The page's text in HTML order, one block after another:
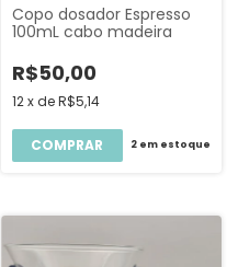
Copo dosador Espresso
100mL cabo madeira
R$50,00
12 xdeR$5,14
2 em estoque